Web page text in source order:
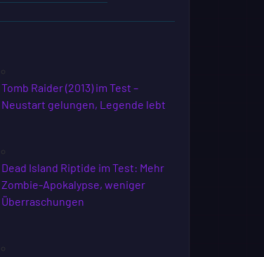
Tomb Raider (2013) im Test –
Neustart gelungen, Legende lebt
Dead Island Riptide im Test: Mehr
Zombie-Apokalypse, weniger
Überraschungen